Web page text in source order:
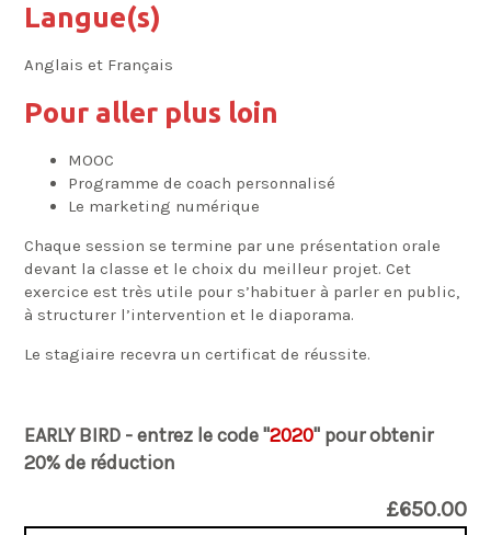
Langue(s)
Anglais et Français
Pour aller plus loin
MOOC
Programme de coach personnalisé
Le marketing numérique
Chaque session se termine par une présentation orale
devant la classe et le choix du meilleur projet. Cet
exercice est très utile pour s’habituer à parler en public,
à structurer l’intervention et le diaporama.
Le stagiaire recevra un certificat de réussite.
EARLY BIRD - entrez le code "2020" pour obtenir
20% de réduction
£650.00